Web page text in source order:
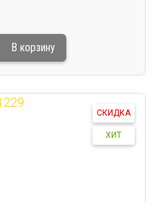
СКИДКА
ХИТ